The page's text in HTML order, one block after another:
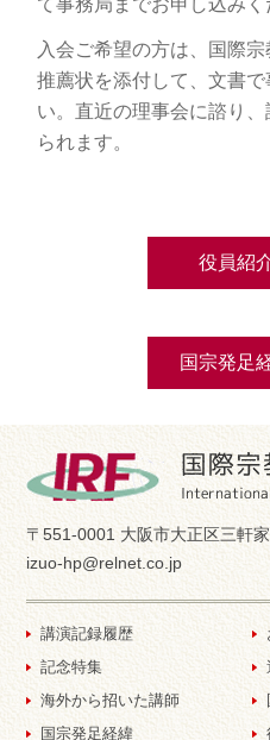
入会ご希望の方は、国際
推薦状を添付して、文書
い。直近の理事会に諮り
られます。
役員紹
国宗発足
〒551-0001 大阪市大正区三軒
izuo-hp@relnet.co.jp
講演記録履歴
記念特集
海外から招いた講師
国宗発足経緯